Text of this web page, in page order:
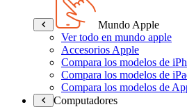
Mundo Apple
Ver todo en mundo apple
Accesorios Apple
Compara los modelos de
Compara los modelos de
Compara los modelos de
Computadores